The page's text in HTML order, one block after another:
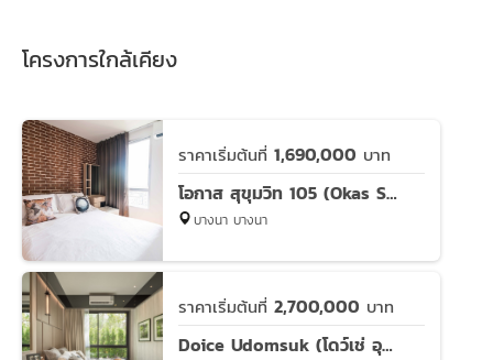
โครงการใกล้เคียง
ราคาเริ่มต้นที่ 1,690,000 บาท
โอกาส สุขุมวิท 105 (Okas Sukhumvit 105)
บางนา บางนา
ราคาเริ่มต้นที่ 2,700,000 บาท
Doice Udomsuk (โดว์เช่ อุดมสุข)